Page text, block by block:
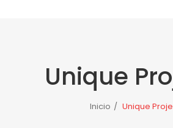
Unique
Inicio / Unique